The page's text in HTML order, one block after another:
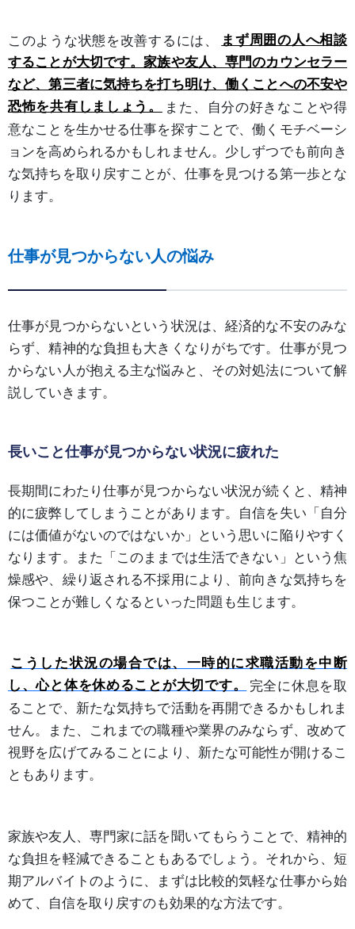
このような状態を改善するには、
まず周囲の人へ相談
することが大切です。家族や友人、専門のカウンセラー
など、第三者に気持ちを打ち明け、働くことへの不安や
恐怖を共有しましょう。
また、自分の好きなことや得
意なことを生かせる仕事を探すことで、働くモチベーシ
ョンを高められるかもしれません。少しずつでも前向き
な気持ちを取り戻すことが、仕事を見つける第一歩とな
ります。
仕事が見つからない人の悩み
仕事が見つからないという状況は、経済的な不安のみな
らず、精神的な負担も大きくなりがちです。仕事が見つ
からない人が抱える主な悩みと、その対処法について解
説していきます。
長いこと仕事が見つからない状況に疲れた
長期間にわたり仕事が見つからない状況が続くと、精神
的に疲弊してしまうことがあります。自信を失い「自分
には価値がないのではないか」という思いに陥りやすく
なります。また「このままでは生活できない」という焦
燥感や、繰り返される不採用により、前向きな気持ちを
保つことが難しくなるといった問題も生じます。
こうした状況の場合では、一時的に求職活動を中断
し、心と体を休めることが大切です。
完全に休息を取
ることで、新たな気持ちで活動を再開できるかもしれま
せん。また、これまでの職種や業界のみならず、改めて
視野を広げてみることにより、新たな可能性が開けるこ
ともあります。
家族や友人、専門家に話を聞いてもらうことで、精神的
な負担を軽減できることもあるでしょう。それから、短
期アルバイトのように、まずは比較的気軽な仕事から始
めて、自信を取り戻すのも効果的な方法です。